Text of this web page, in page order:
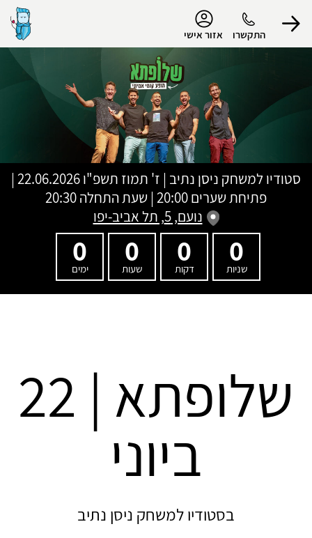
התקשרו אזור אישי
הפרופיל שלי
התנתק
סטודיו למשחק ניסן נתיב | ז' תמוז תשפ"ו
22.06.2026 |
פתיחת שערים 20:00 | שעת התחלה 20:30
נועם, 5, תל אביב-יפו
0
שניות
0
דקות
0
שעות
0
ימים
שלופתא | 22
ביוני
בסטודיו למשחק ניסן נתיב